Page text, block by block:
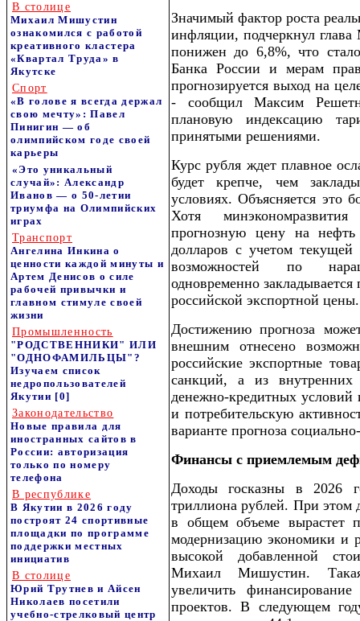
В столице
Михаил Мишустин
ознакомился с работой
креативного кластера
«Квартал Труда» в
Якутске
Спорт
«В голове я всегда держал
свою мечту»: Павел
Пинигин — об
олимпийском годе своей
карьеры
«Это уникальный
случай»: Александр
Иванов — о 50-летии
триумфа на Олимпийских
играх
Транспорт
Ангелина Инкина о
ценности каждой минуты и
Артем Денисов о силе
рабочей привычки и
главном стимуле своей
жизни
Промышленность
"РОДСТВЕННИКИ" ИЛИ
"ОДНОФАМИЛЬЦЫ"?
Изучаем список
недропользователей
Якутии [0]
Законодательство
Новые правила для
иностранных сайтов в
России: авторизация
только по номеру
телефона
В республике
В Якутии в 2026 году
построят 24 спортивные
площадки по программе
поддержки местных
инициатив
В столице
Юрий Трутнев и Айсен
Николаев посетили
учебно-стрелковый центр
Значимый фактор роста
инфляции, подчеркнул
понижен до 6,8%, что
Банка России и мерам
прогнозируется выход на
- сообщил Максим
плановую индексацию
принятыми решениями.
Курс рубля ждет плавное
будет крепче, чем
условиях. Объясняется это
Хотя
прогнозную цену на
долларов с учетом
возможностей по
одновременно
российской экспортной цены.
Достижению прогноза
внешним отнесено
российские экспортные
санкций, а из внутренних
денежно-кредитных
и потребительскую
варианте прогноза
Финансы с приемлемым
Доходы госказны в 2026
триллиона рублей. При этом
в общем объеме вырастет
модернизацию экономики и
высокой добавленной
Михаил Мишустин.
увеличить
проектов. В следующем